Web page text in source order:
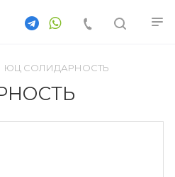
ЮЦ СОЛИДАРНОСТЬ